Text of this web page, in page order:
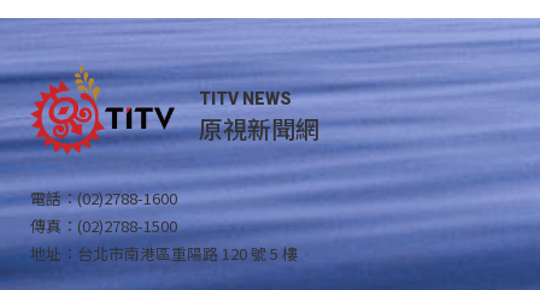
TITV NEWS
原視新聞網
電話：(02)2788-1600
傳真：(02)2788-1500
地址：台北市南港區重陽路 120 號 5 樓